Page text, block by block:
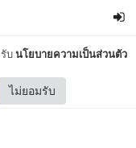
บนโยบายความเป็นส่วนตัว
ไม่ยอมรับ